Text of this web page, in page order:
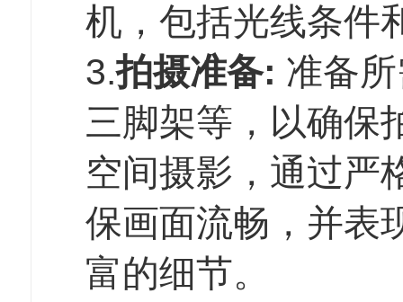
机，包括光线条件
3.拍摄准备: 准备
三脚架等，以确保
空间摄影，通过严
保画面流畅，并表
富的细节。